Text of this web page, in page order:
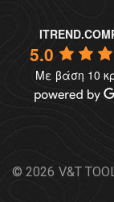
5.0
Με βάση 10
© 2026 V&T